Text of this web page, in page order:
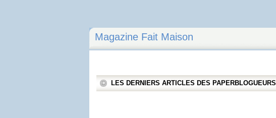
Magazine Fait Maison
LES DERNIERS ARTICLES DES PAPERBLOGUEURS